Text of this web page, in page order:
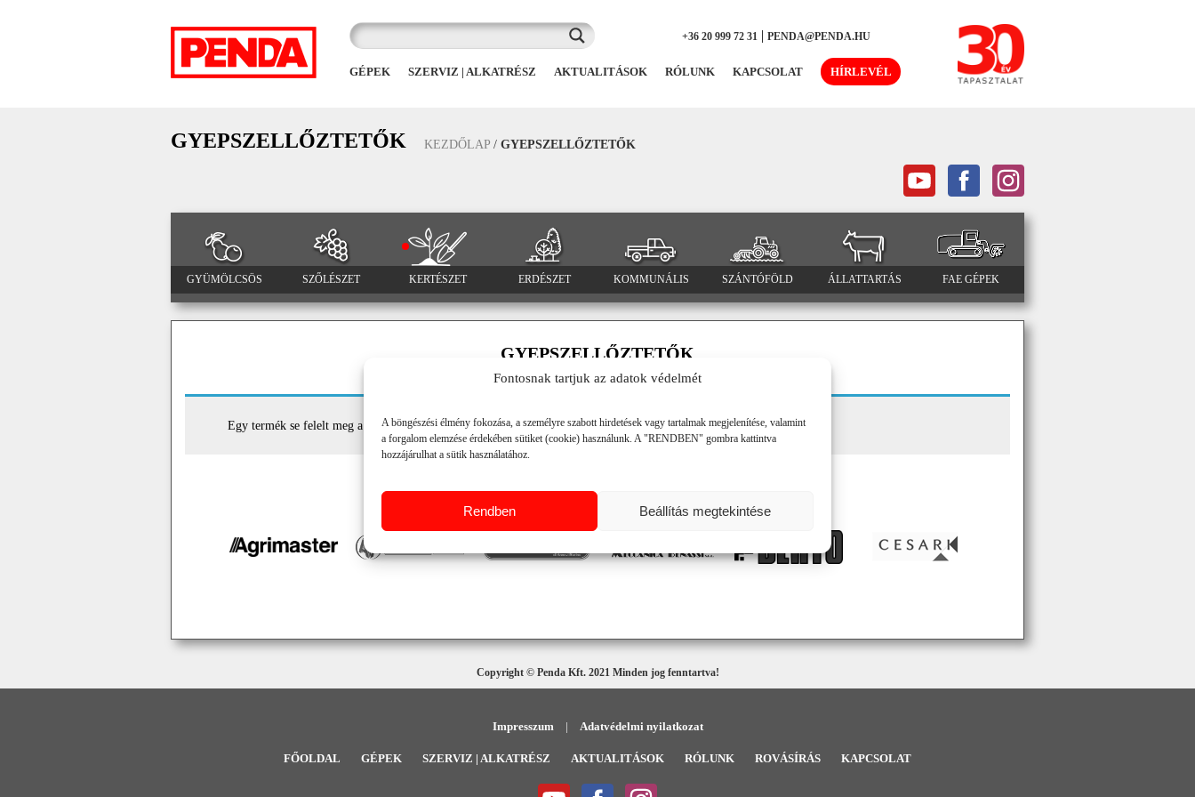
Fontosnak tartjuk az adatok védelmét
A böngészési élmény fokozása, a személyre szabott hirdetések vagy tartalmak megjelenítése, valamint
a forgalom elemzése érdekében sütiket (cookie) használunk. A "RENDBEN" gombra kattintva
hozzájárulhat a sütik használatához.
Rendben Beállítás megtekintése
+36 20 999 72 31 |PENDA@PENDA.HU
GÉPEK SZERVIZ | ALKATRÉSZ AKTUALITÁSOK RÓLUNK KAPCSOLAT HÍRLEVÉL
GYEPSZELLŐZTETŐK KEZDŐLAP / GYEPSZELLŐZTETŐK
GYÜMÖLCSÖS SZŐLÉSZET KERTÉSZET ERDÉSZET KOMMUNÁLIS SZÁNTÓFÖLD ÁLLATTARTÁS FAE GÉPEK
GYEPSZELLŐZTETŐK
Egy termék se felelt meg a keresésnek.
Copyright © Penda Kft. 2021 Minden jog fenntartva!
Impresszum | Adatvédelmi nyilatkozat
FŐOLDAL GÉPEK SZERVIZ | ALKATRÉSZ AKTUALITÁSOK RÓLUNK ROVÁSÍRÁS KAPCSOLAT